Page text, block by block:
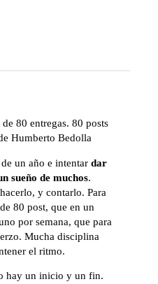
80 entregas. 80 posts
Humberto Bedolla
un año e intentardar
sueño de muchos.
y contarlo. Para
80 post, que en un
por semana, que para
Mucha disciplina
el ritmo.
hay un inicio y un fin.